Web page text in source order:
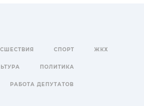
СПОРТ ЖКХ
ПОЛИТИКА
РАБОТА ДЕПУТАТОВ